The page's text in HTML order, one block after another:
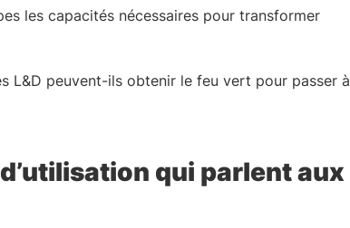
les capacités nécessaires pour transformer
L&D peuvent-ils obtenir le feu vert pour passer à
qui parlent aux